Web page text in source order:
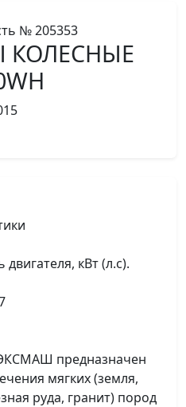
№ 205353
КОЛЕСНЫЕ
кВт (л.с).
предназначен
мягких (земля,
руда, гранит) пород